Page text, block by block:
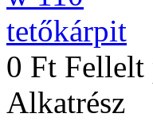
0 Ft Fellelt
Alkatrész